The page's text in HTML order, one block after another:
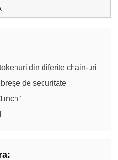
din diferite chain-uri
de securitate
: